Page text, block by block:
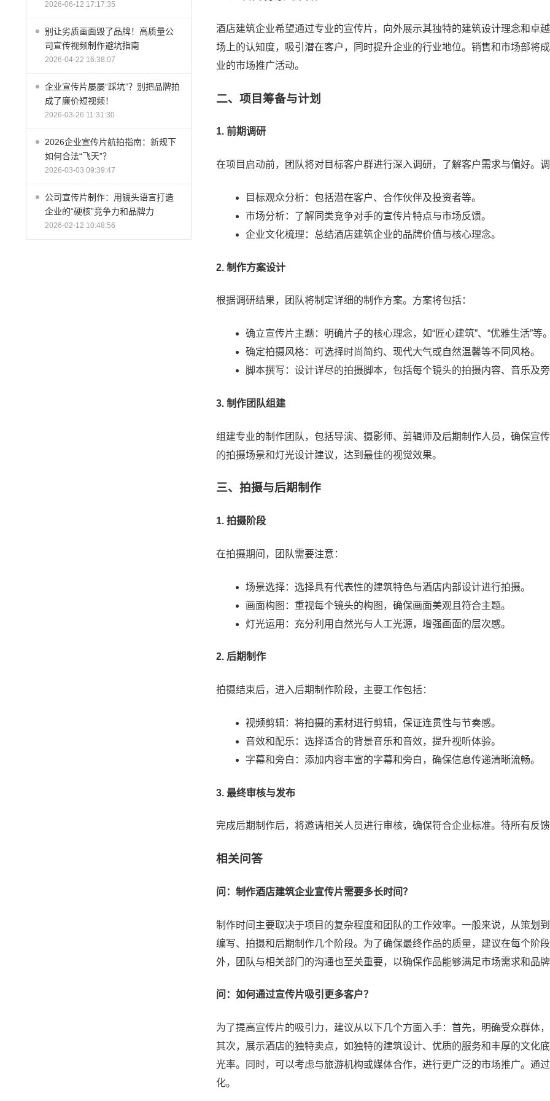
2026-06-12 17:17:35
别让劣质画面毁了品牌！高质量公
司宣传视频制作避坑指南
2026-04-22 16:38:07
企业宣传片屡屡“踩坑”？别把品牌拍
成了廉价短视频！
2026-03-26 11:31:30
2026企业宣传片航拍指南：新规下
如何合法“飞天”？
2026-03-03 09:39:47
公司宣传片制作：用镜头语言打造
企业的“硬核”竞争力和品牌力
2026-02-12 10:48:56
酒店建筑企业希望通过专业的宣传片，向外展示其独特的建筑设计理念和卓
场上的认知度，吸引潜在客户，同时提升企业的行业地位。销售和市场部将
业的市场推广活动。
二、项目筹备与计划
1. 前期调研
在项目启动前，团队将对目标客户群进行深入调研，了解客户需求与偏好。调
目标观众分析：包括潜在客户、合作伙伴及投资者等。
市场分析：了解同类竞争对手的宣传片特点与市场反馈。
企业文化梳理：总结酒店建筑企业的品牌价值与核心理念。
2. 制作方案设计
根据调研结果，团队将制定详细的制作方案。方案将包括：
确立宣传片主题：明确片子的核心理念，如“匠心建筑”、“优雅生活”等。
确定拍摄风格：可选择时尚简约、现代大气或自然温馨等不同风格。
脚本撰写：设计详尽的拍摄脚本，包括每个镜头的拍摄内容、音乐及旁
3. 制作团队组建
组建专业的制作团队，包括导演、摄影师、剪辑师及后期制作人员，确保宣
的拍摄场景和灯光设计建议，达到最佳的视觉效果。
三、拍摄与后期制作
1. 拍摄阶段
在拍摄期间，团队需要注意：
场景选择：选择具有代表性的建筑特色与酒店内部设计进行拍摄。
画面构图：重视每个镜头的构图，确保画面美观且符合主题。
灯光运用：充分利用自然光与人工光源，增强画面的层次感。
2. 后期制作
拍摄结束后，进入后期制作阶段，主要工作包括：
视频剪辑：将拍摄的素材进行剪辑，保证连贯性与节奏感。
音效和配乐：选择适合的背景音乐和音效，提升视听体验。
字幕和旁白：添加内容丰富的字幕和旁白，确保信息传递清晰流畅。
3. 最终审核与发布
完成后期制作后，将邀请相关人员进行审核，确保符合企业标准。待所有反
相关问答
问：制作酒店建筑企业宣传片需要多长时间？
制作时间主要取决于项目的复杂程度和团队的工作效率。一般来说，从策划
编写、拍摄和后期制作几个阶段。为了确保最终作品的质量，建议在每个阶
外，团队与相关部门的沟通也至关重要，以确保作品能够满足市场需求和品牌
问：如何通过宣传片吸引更多客户？
为了提高宣传片的吸引力，建议从以下几个方面入手：首先，明确受众群体
其次，展示酒店的独特卖点，如独特的建筑设计、优质的服务和丰厚的文化
光率。同时，可以考虑与旅游机构或媒体合作，进行更广泛的市场推广。通
化。